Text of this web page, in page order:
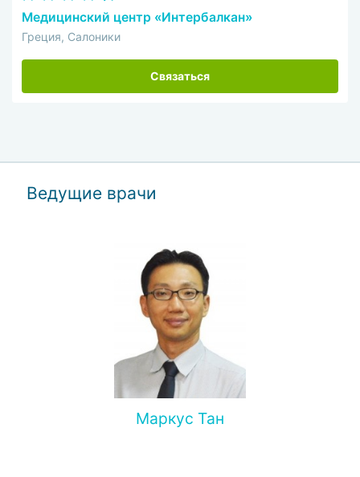
Медицинский центр «Интербалкан»
Греция, Салоники
Связаться
Ведущие врачи
Маркус Тан